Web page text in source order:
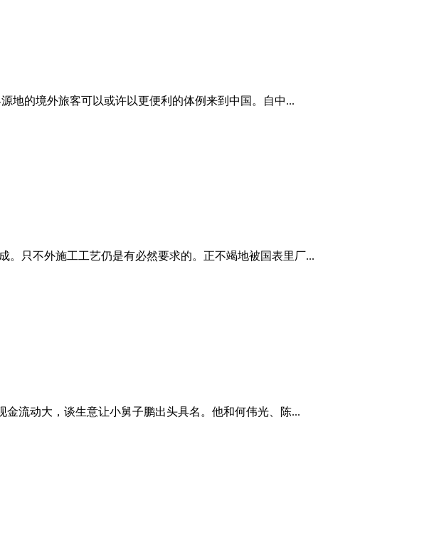
地的境外旅客可以或许以更便利的体例来到中国。自中...
。只不外施工工艺仍是有必然要求的。正不竭地被国表里厂...
流动大，谈生意让小舅子鹏出头具名。他和何伟光、陈...